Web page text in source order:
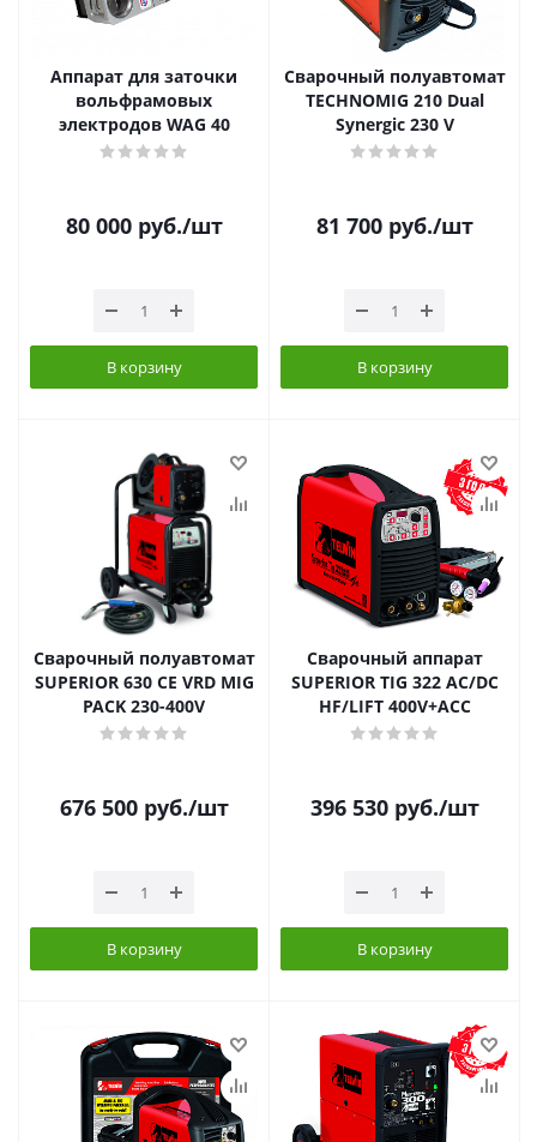
Аппарат для заточки
вольфрамовых
электродов WAG 40
80 000руб./шт
В корзину
Сварочный полуавтомат
TECHNOMIG 210 Dual
Synergic 230 V
81 700руб./шт
В корзину
Сварочный полуавтомат
SUPERIOR 630 CE VRD MIG
PACK 230-400V
676 500руб./шт
В корзину
Сварочный аппарат
SUPERIOR TIG 322 AC/DC
HF/LIFT 400V+ACC
396 530руб./шт
В корзину